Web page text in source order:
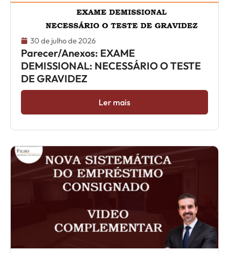
30 de julho de 2026
Parecer/Anexos: EXAME
DEMISSIONAL: NECESSÁRIO O TESTE
DE GRAVIDEZ
Ler mais